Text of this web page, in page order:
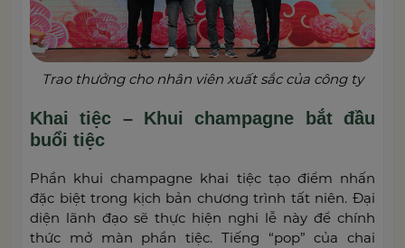
Trao thưởng cho nhân viên xuất sắc của công ty
Khai tiệc – Khui champagne bắt đầu
buổi tiệc
Phần khui champagne khai tiệc tạo điểm nhấn
đặc biệt trong kịch bản chương trình tất niên. Đại
diện lãnh đạo sẽ thực hiện nghi lễ này để chính
thức mở màn phần tiệc. Tiếng “pop” của chai